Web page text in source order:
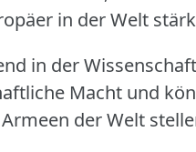
in der Welt
in der
Macht und
der Welt